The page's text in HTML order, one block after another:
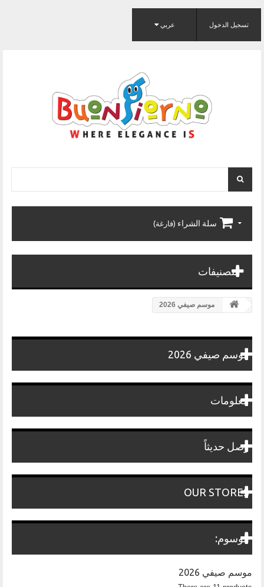
تسجيل الدخول عربي
سلة الشراء (فارغة)
التصنيفات
موسم صيفي 2026
موسم صيفي 2026
معلومات
وصل حديثاً
OUR STORES
الوسوم:
موسم صيفي 2026